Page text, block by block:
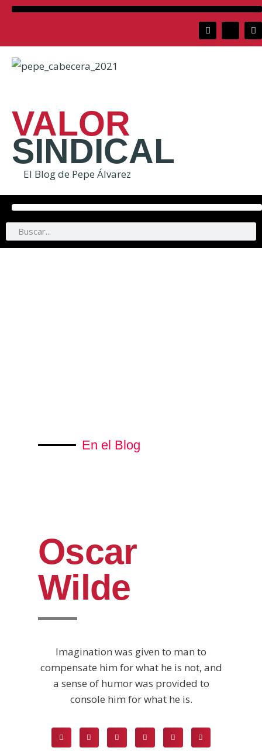
VALOR
SINDICAL
El Blog de Pepe Álvarez
En el Blog
Oscar
Wilde
Imagination was given to man to
compensate him for what he is not, and
a sense of humor was provided to
console him for what he is.